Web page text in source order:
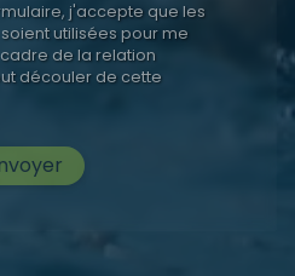
j'accepte que les
utilisées pour me
de la relation
découler de cette